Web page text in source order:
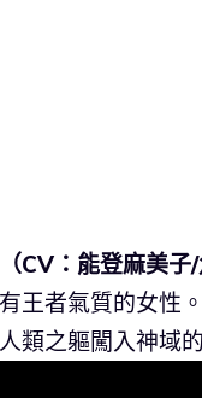
CV：能登麻美子/
王者氣質的女性
類之軀闖入神域